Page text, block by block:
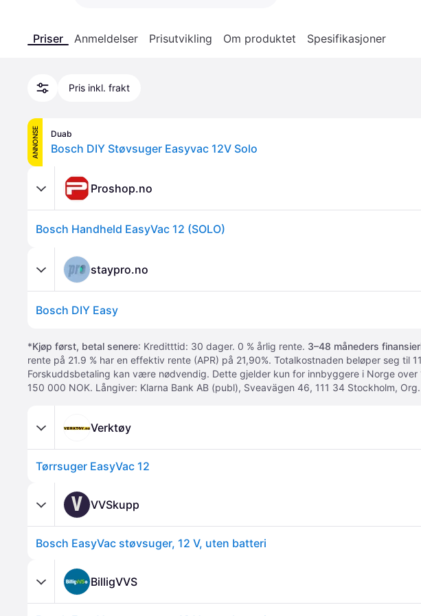
Priser Anmeldelser Prisutvikling Om produktet Spesifikasjoner
Pris inkl. frakt
ANNONSE Duab
Bosch DIY Støvsuger Easyvac 12V Solo
Proshop.no
Bosch Handheld EasyVac 12 (SOLO)
staypro.no
Bosch DIY Easy
*Kjøp først, betal senere: Kreditttid: 30 dager. 0 % årlig rente. 3–48 måneders
rente på 21.9 % har en effektiv rente (APR) på 21,90%. Totalkostnaden beløper seg til
Forskuddsbetaling kan være nødvendig. Dette gjelder kun for innbyggere i Norge
150 000 NOK. Långiver: Klarna Bank AB (publ), Sveavägen 46, 111 34 Stockholm,
Verktøy
Tørrsuger EasyVac 12
V VVSkupp
Bosch EasyVac støvsuger, 12 V, uten batteri
BilligVVS